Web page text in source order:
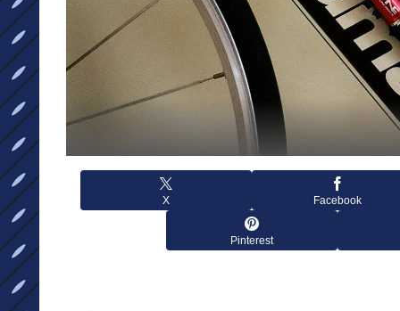
X Facebook
Pinterest